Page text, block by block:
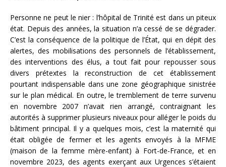
Personne ne peut le nier : l’hôpital de Trinité est dans un piteux
état. Depuis des années, la situation n’a cessé de se dégrader.
C’est la conséquence de la politique de l’État, qui en dépit des
alertes, des mobilisations des personnels de l’établissement,
des interventions des élus, a tout fait pour repousser sous
divers prétextes la reconstruction de cet établissement
pourtant indispensable dans une zone géographique sinistrée
sur le plan médical. En outre, le tremblement de terre survenu
en novembre 2007 n’avait rien arrangé, contraignant les
autorités à supprimer plusieurs niveaux pour alléger le poids du
bâtiment principal. Il y a quelques mois, c’est la maternité qui
était obligée de fermer et les agents envoyés à la MFME
(maison de la femme mère-enfant) à Fort-de-France, et en
novembre 2023, des agents exerçant aux Urgences s’étaient